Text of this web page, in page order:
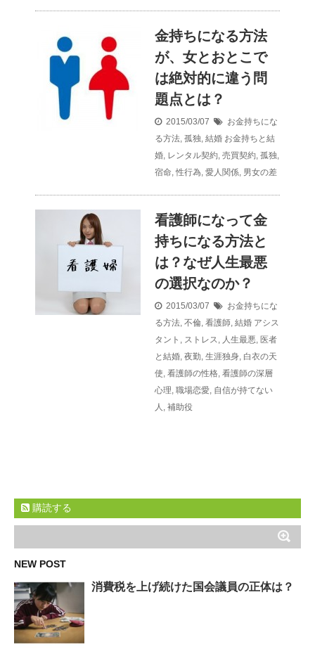
金持ちになる方法
が、女とおとこで
は絶対的に違う問
題点とは？
2015/03/07
お金持ちにな
る方法, 孤独, 結婚 お金持ちと結
婚, レンタル契約, 売買契約, 孤独,
宿命, 性行為, 愛人関係, 男女の差
看護師になって金
持ちになる方法と
は？なぜ人生最悪
の選択なのか？
2015/03/07
お金持ちにな
る方法, 不倫, 看護師, 結婚 アシス
タント , ストレス, 人生最悪, 医者
と結婚, 夜勤, 生涯独身, 白衣の天
使, 看護師の性格, 看護師の深層
心理, 職場恋愛, 自信が持てない
人 , 補助役
購読する
NEW POST
消費税を上げ続けた国会議員の正体は？